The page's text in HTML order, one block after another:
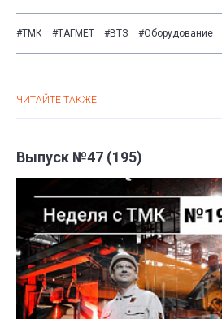
#ТМК #ТАГМЕТ #ВТЗ #Оборудование
ЧИТАЙТЕ ТАКЖЕ
Выпуск №47 (195)